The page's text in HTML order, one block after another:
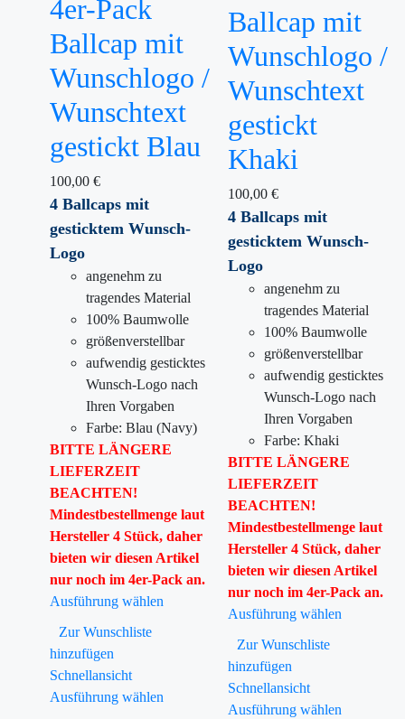
4er-Pack
Ballcap mit
Wunschlogo /
Wunschtext
gestickt Blau
100,00 €
4 Ballcaps mit
gesticktem Wunsch-
Logo
angenehm zu
tragendes Material
100% Baumwolle
größenverstellbar
aufwendig gesticktes
Wunsch-Logo nach
Ihren Vorgaben
Farbe: Blau (Navy)
BITTE LÄNGERE
LIEFERZEIT
BEACHTEN!
Mindestbestellmenge laut
Hersteller 4 Stück, daher
bieten wir diesen Artikel
nur noch im 4er-Pack an.
Ausführung wählen
Zur Wunschliste
hinzufügen
Schnellansicht
Ausführung wählen
Ballcap mit
Wunschlogo /
Wunschtext
gestickt
Khaki
100,00 €
4 Ballcaps mit
gesticktem Wunsch-
Logo
angenehm zu
tragendes Material
100% Baumwolle
größenverstellbar
aufwendig gesticktes
Wunsch-Logo nach
Ihren Vorgaben
Farbe: Khaki
BITTE LÄNGERE
LIEFERZEIT
BEACHTEN!
Mindestbestellmenge laut
Hersteller 4 Stück, daher
bieten wir diesen Artikel
nur noch im 4er-Pack an.
Ausführung wählen
Zur Wunschliste
hinzufügen
Schnellansicht
Ausführung wählen